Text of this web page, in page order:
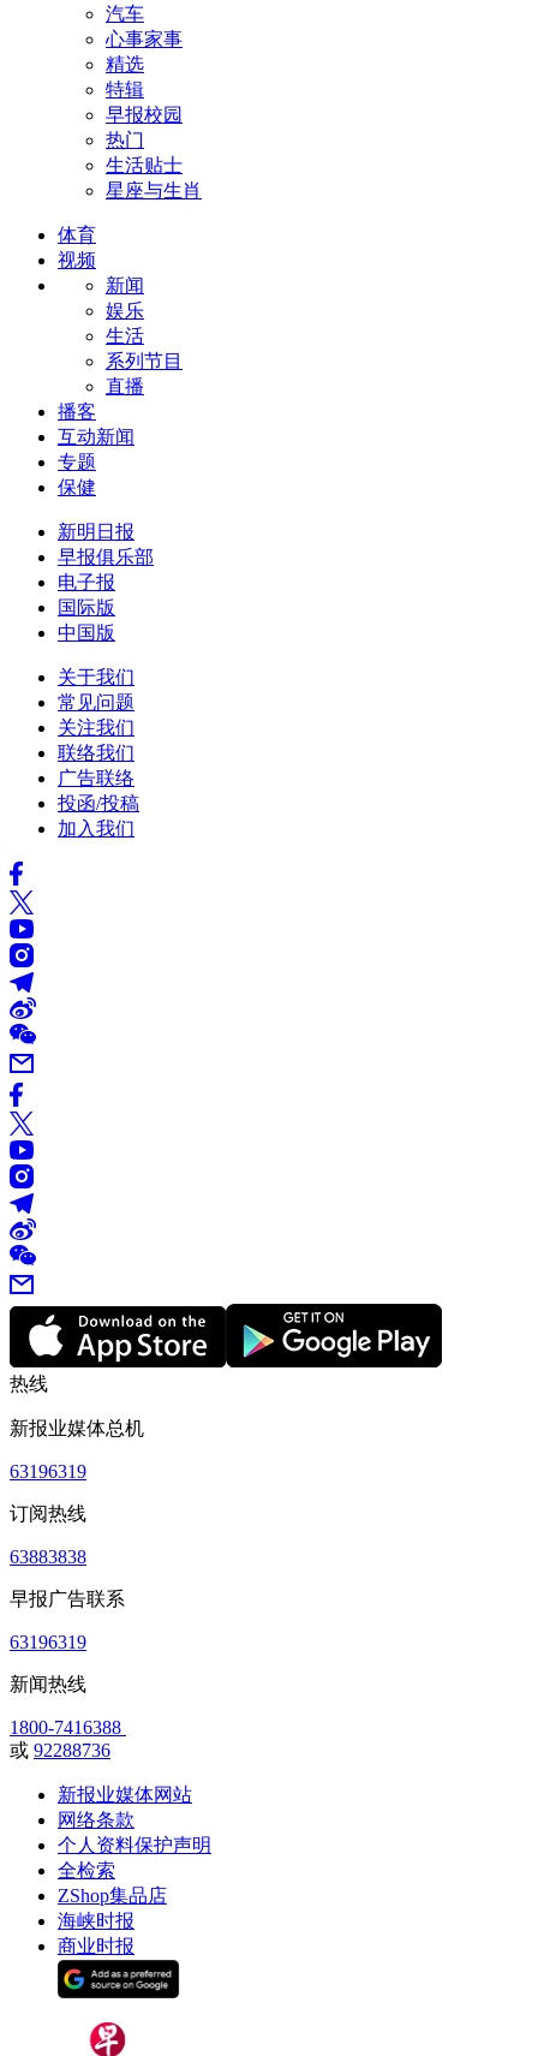
汽车
心事家事
精选
特辑
早报校园
热门
生活贴士
星座与生肖
体育
视频
新闻
娱乐
生活
系列节目
直播
播客
互动新闻
专题
保健
新明日报
早报俱乐部
电子报
国际版
中国版
关于我们
常见问题
关注我们
联络我们
广告联络
投函/投稿
加入我们
热线
新报业媒体总机
63196319
订阅热线
63883838
早报广告联系
63196319
新闻热线
1800-7416388
或 92288736
新报业媒体网站
网络条款
个人资料保护声明
全检索
ZShop集品店
海峡时报
商业时报